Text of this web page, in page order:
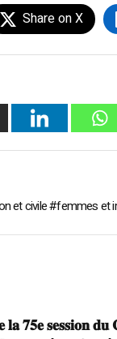
Share on X
et civile #femmes et
𝐥𝐚 𝟕𝟓𝐞 𝐬𝐞𝐬𝐬𝐢𝐨𝐧